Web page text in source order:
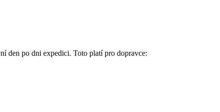
den po dni expedici. Toto platí pro dopravce: